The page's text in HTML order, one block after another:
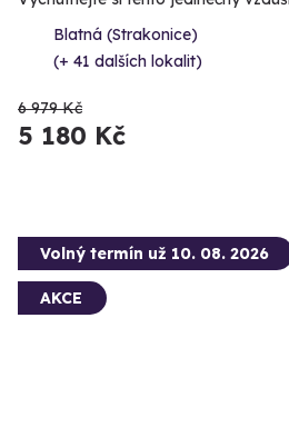
Blatná (Strakonice)
(+ 41 dalších lokalit)
6 979 Kč
5 180 Kč
Volný termín už 10. 08. 2026
AKCE